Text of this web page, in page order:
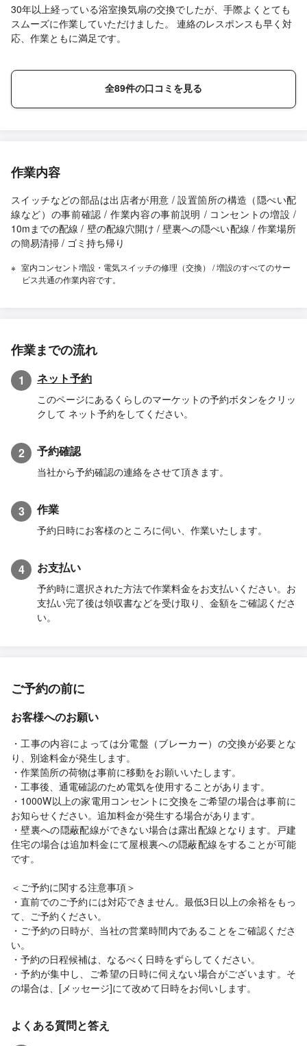
30年以上経っている浴室換気扇の交換でしたが、手際よくとても
スムーズに作業していただけました。 連絡のレスポンスも早く対
応、作業ともに満足です。
全89件の口コミを見る
作業内容
スイッチなどの部品は出店者が用意 / 設置箇所の構造（隠ぺい配
線など）の事前確認 / 作業内容の事前説明 / コンセントの増設 /
10mまでの配線 / 壁の配線穴開け / 壁裏への隠ぺい配線 / 作業場所
の簡易清掃 / ゴミ持ち帰り
室内コンセント増設・電気スイッチの修理（交換） / 増設のすべてのサー
ビス共通の作業内容です。
作業までの流れ
1 ネット予約
このページにあるくらしのマーケットの予約ボタンをクリッ
クして ネット予約をしてください。
2 予約確認
当社から予約確認の連絡をさせて頂きます。
3 作業
予約日時にお客様のところに伺い、作業いたします。
4 お支払い
予約時に選択された方法で作業料金をお支払いください。お
支払い完了後は領収書などを受け取り、金額をご確認くださ
い。
ご予約の前に
お客様へのお願い
・工事の内容によっては分電盤（ブレーカー）の交換が必要とな
り、別途料金が発生します。
・作業箇所の荷物は事前に移動をお願いいたします。
・工事後、通電確認のため電気を使用することがあります。
・1000W以上の家電用コンセントに交換をご希望の場合は事前に
お知らせください。追加料金が発生する場合があります。
・壁裏への隠蔽配線ができない場合は露出配線となります。戸建
住宅の場合は追加料金にて屋根裏への隠蔽配線をすることが可能
です。
＜ご予約に関する注意事項＞
・直前でのご予約には対応できません。最低3日以上の余裕をもっ
て、ご予約ください。
・ご予約の日時が、当社の営業時間内であることをご確認くださ
い。
・予約の日程候補は、なるべく日時をずらしてください。
・予約が集中し、ご希望の日時に伺えない場合がございます。そ
の場合は、[メッセージ]にて改めて日時をお伺いします。
よくある質問と答え